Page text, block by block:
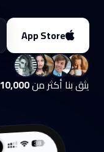
App Store
يثق بنا أكثر من10,000+ مستخدم